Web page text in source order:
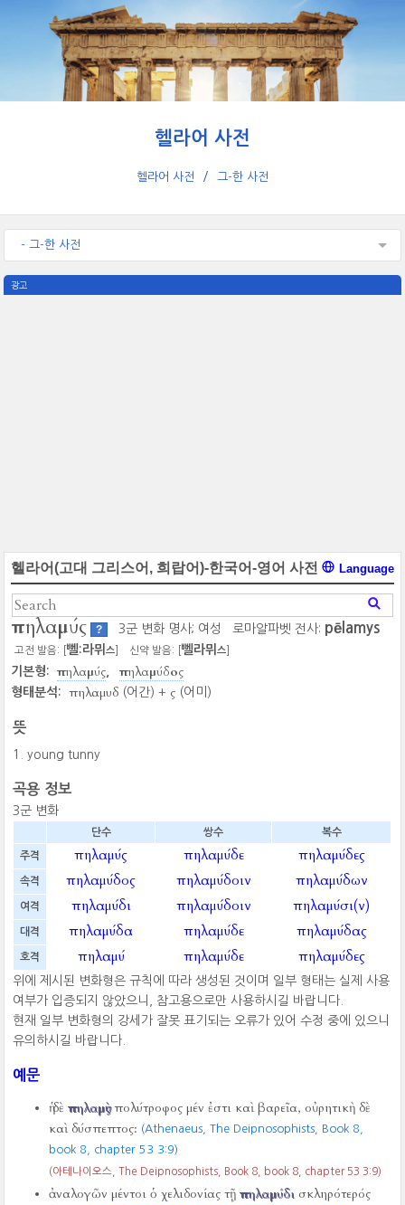
헬라어 사전
헬라어 사전 그-한 사전
- 그-한 사전
광고
헬라어(고대 그리스어, 희랍어)-한국어-영어 사전 Language
πηλαμύς ? 3군 변화 명사; 여성 로마알파벳 전사: pēlamys
고전 발음: [뻴:라뮈스 신약 발음: [뻴라뮈스
기본형: πηλαμύς πηλαμύδος
형태분석: πηλαμυδ (어간) + ς (어미)
뜻
young tunny
곡용 정보
3군 변화
단수 쌍수 복수
주격 πηλαμύς πηλαμύδε πηλαμύδες
속격 πηλαμύδος πηλαμύδοιν πηλαμύδων
여격 πηλαμύδι πηλαμύδοιν πηλαμύσι(ν)
대격 πηλαμύδα πηλαμύδε πηλαμύδας
호격 πηλαμύ πηλαμύδε πηλαμύδες
위에 제시된 변화형은 규칙에 따라 생성된 것이며 일부 형태는 실제 사용
여부가 입증되지 않았으니, 참고용으로만 사용하시길 바랍니다.
현재 일부 변화형의 강세가 잘못 표기되는 오류가 있어 수정 중에 있으니
유의하시길 바랍니다.
예문
ἡ δὲπηλαμὺςπολύτροφος μέν ἐστι καὶ βαρεῖα, οὐρητικὴ δὲ
καὶ δύσπεπτος: (Athenaeus, The Deipnosophists, Book 8,
book 8, chapter 53 3:9)
(아테나이오스, The Deipnosophists, Book 8, book 8, chapter 53 3:9)
ἀναλογῶν μέντοι ὁ χελιδονίας τῇπηλαμύδισκληρότερός